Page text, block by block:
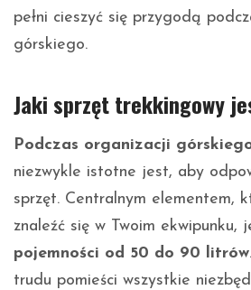
pełni cieszyć się przygodą
górskiego.
Jaki sprzęt trekkingowy
Podczas organizacji
niezwykle istotne jest, aby
sprzęt. Centralnym elementem,
znaleźć się w Twoim ekwipunku,
pojemności od 50 do 90 litrów
trudu pomieści wszystkie